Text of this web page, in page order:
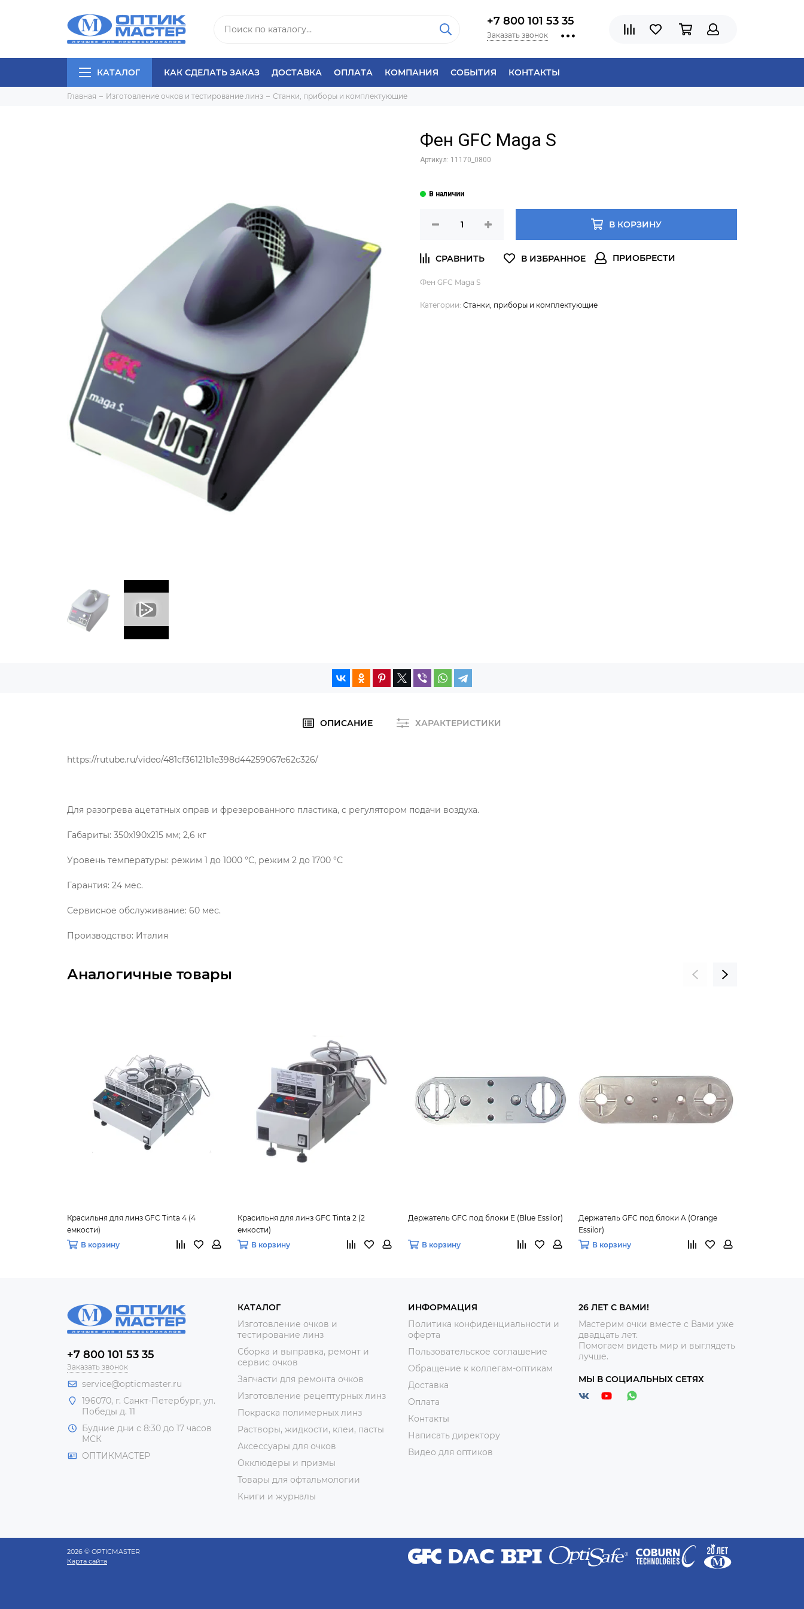
+7 800 101 53 35
Заказать звонок
КАТАЛОГ КАК СДЕЛАТЬ ЗАКАЗ ДОСТАВКА ОПЛАТА КОМПАНИЯ СОБЫТИЯ КОНТАКТЫ
Главная Изготовление очков и тестирование линз Станки, приборы и комплектующие
Фен GFC Maga S
Артикул: 11170_0800
В КОРЗИНУ
Фен GFC Maga S
Категории: Станки, приборы и комплектующие
ОПИСАНИЕ ХАРАКТЕРИСТИКИ
https://rutube.ru/video/481cf36121b1e398d44259067e62c326/
Для разогрева ацетатных оправ и фрезерованного пластика, с регулятором подачи воздуха.
Габариты: 350х190х215 мм; 2,6 кг
Уровень температуры: режим 1 до 1000 °С, режим 2 до 1700 °С
Гарантия: 24 мес.
Сервисное обслуживание: 60 мес.
Производство: Италия
Аналогичные товары
Красильня для линз GFC Tinta 4 (4
емкости)
В корзину
Красильня для линз GFC Tinta 2 (2
емкости)
В корзину
Держатель GFC под блоки E (Blue Essilor)
В корзину
Держатель GFC под блоки A (Orange
Essilor)
В корзину
+7 800 101 53 35
Заказать звонок
service@opticmaster.ru
196070, г. Санкт-Петербург, ул.
Победы д. 11
Будние дни с 8:30 до 17 часов
МСК
ОПТИКМАСТЕР
КАТАЛОГ
Изготовление очков и
тестирование линз
Сборка и выправка, ремонт и
сервис очков
Запчасти для ремонта очков
Изготовление рецептурных линз
Покраска полимерных линз
Растворы, жидкости, клеи, пасты
Аксессуары для очков
Окклюдеры и призмы
Товары для офтальмологии
Книги и журналы
ИНФОРМАЦИЯ
Политика конфиденциальности и
оферта
Пользовательское соглашение
Обращение к коллегам-оптикам
Доставка
Оплата
Контакты
Написать директору
Видео для оптиков
26 ЛЕТ С ВАМИ!
Мастерим очки вместе с Вами уже
двадцать лет.
Помогаем видеть мир и выглядеть
лучше.
МЫ В СОЦИАЛЬНЫХ СЕТЯХ
2026 © OPTICMASTER
Карта сайта